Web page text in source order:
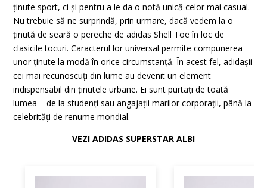
ținute sport, ci și pentru a le da o notă unică celor mai casual.
Nu trebuie să ne surprindă, prin urmare, dacă vedem la o
ținută de seară o pereche de adidas Shell Toe în loc de
clasicile tocuri. Caracterul lor universal permite compunerea
unor ținute la modă în orice circumstanță. În acest fel, adidașii
cei mai recunoscuți din lume au devenit un element
indispensabil din ținutele urbane. Ei sunt purtați de toată
lumea – de la studenți sau angajații marilor corporații, până la
celebrități de renume mondial.
VEZI ADIDAS SUPERSTAR ALBI